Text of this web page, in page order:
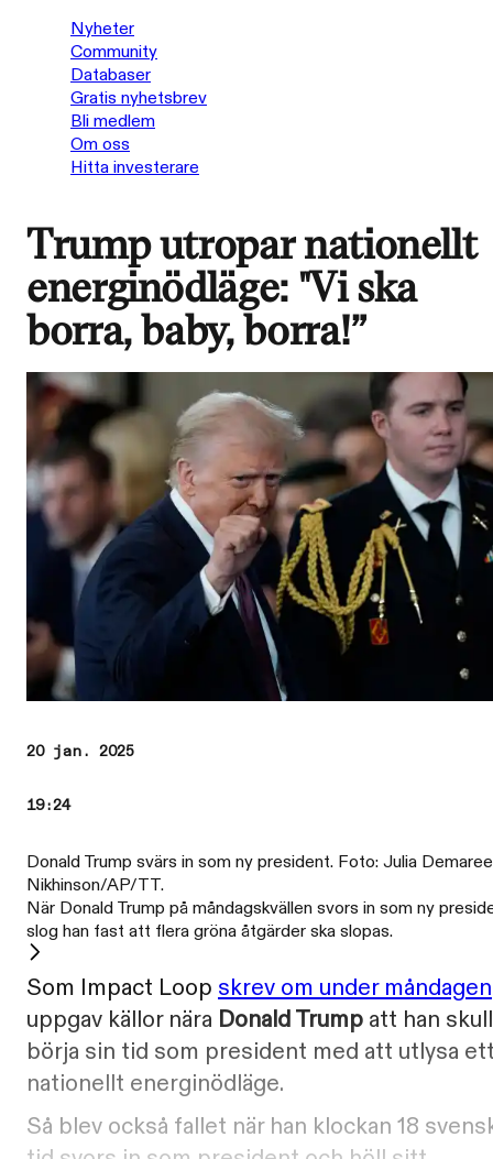
Nyheter
Community
Databaser
Gratis nyhetsbrev
Bli medlem
Om oss
Hitta investerare
Trump utropar nationellt
energinödläge: "Vi ska
borra, baby, borra!”
20 jan. 2025
19:24
Donald Trump svärs in som ny president. Foto: Julia Demaree
Nikhinson/AP/TT.
När Donald Trump på måndagskvällen svors in som ny
slog han fast att flera gröna åtgärder ska slopas.
Som Impact Loop skrev om under måndagen
uppgav källor nära Donald Trump att han
börja sin tid som president med att utlysa
nationellt energinödläge.
Så blev också fallet när han klockan 18